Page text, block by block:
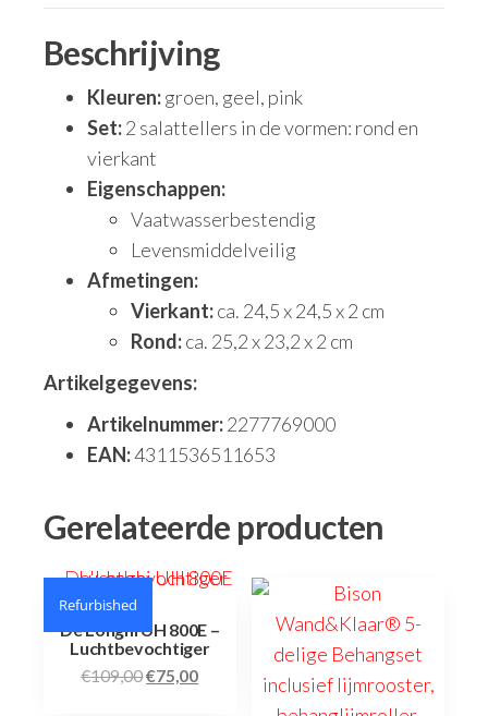
Beschrijving
Kleuren:groen, geel, pink
Set:2 salattellers in de vormen: rond en
vierkant
Eigenschappen:
Vaatwasserbestendig
Levensmiddelveilig
Afmetingen:
Vierkant:ca. 24,5 x 24,5 x 2 cm
Rond:ca. 25,2 x 23,2 x 2 cm
Artikelgegevens:
Artikelnummer:2277769000
EAN:4311536511653
Gerelateerde producten
Refurbished
De’Longhi UH 800E –
Luchtbevochtiger
€109,00€75,00